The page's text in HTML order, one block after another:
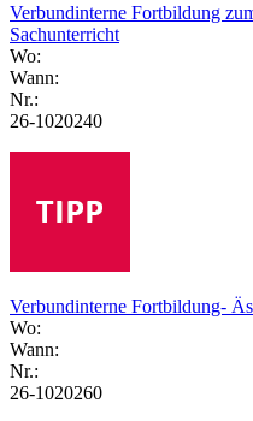
Verbundinterne Fortbildung
Sachunterricht
Wo:
Wann:
Nr.:
26-1020240
Verbundinterne Fortbildung-
Wo:
Wann:
Nr.:
26-1020260